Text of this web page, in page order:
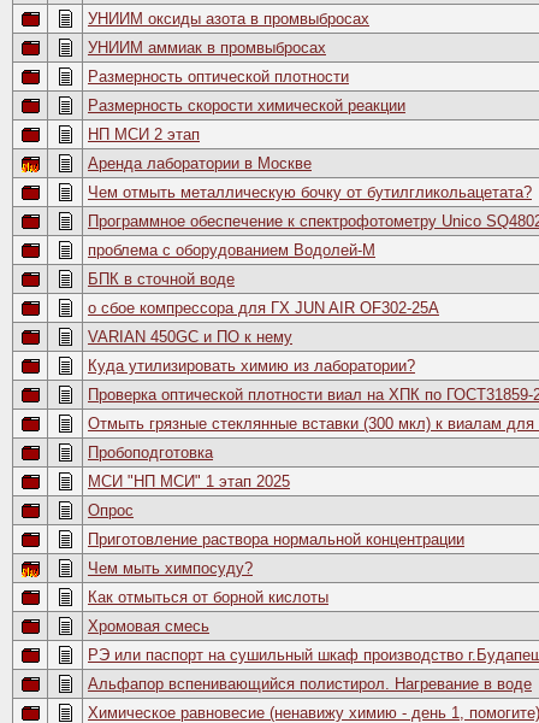
УНИИМ оксиды азота в промвыбросах
УНИИМ аммиак в промвыбросах
Размерность оптической плотности
Размерность скорости химической реакции
НП МСИ 2 этап
Аренда лаборатории в Москве
Чем отмыть металлическую бочку от бутилгликольацетата?
Программное обеспечение к спектрофотометру Unico
проблема с оборудованием Водолей-М
БПК в сточной воде
о сбое компрессора для ГХ JUN AIR OF302-25A
VARIAN 450GC и ПО к нему
Куда утилизировать химию из лаборатории?
Проверка оптической плотности виал на ХПК по ГОСТ31859-
Отмыть грязные стеклянные вставки (300 мкл) к виалам для
Пробоподготовка
МСИ "НП МСИ" 1 этап 2025
Опрос
Приготовление раствора нормальной концентрации
Чем мыть химпосуду?
Как отмыться от борной кислоты
Хромовая смесь
РЭ или паспорт на сушильный шкаф производство
Альфапор вспенивающийся полистирол. Нагревание в воде
Химическое равновесие (ненавижу химию - день 1, помогите)